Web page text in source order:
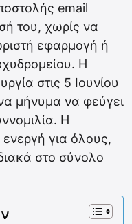
email
του, χωρίς να
εφαρμογή ή
Η
στις 5 Ιουνίου
μήνυμα να φεύγει
Η
για όλους,
στο σύνολο